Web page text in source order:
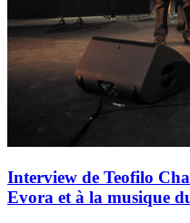
Interview de Teofilo
Evora et à la musique